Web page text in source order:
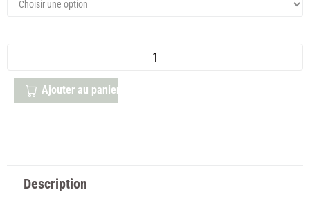
Ajouter au panier
Description